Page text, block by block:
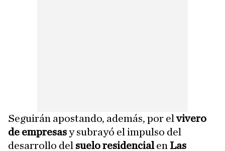
Seguirán apostando, además, por elvivero
de empresasy subrayó el impulso del
desarrollo del suelo residencialenLas